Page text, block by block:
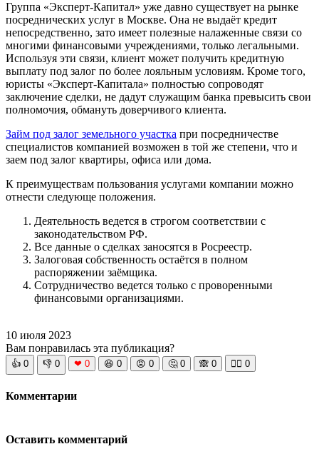
Группа «Эксперт-Капитал» уже давно существует на рынке
посреднических услуг в Москве. Она не выдаёт кредит
непосредственно, зато имеет полезные налаженные связи со
многими финансовыми учреждениями, только легальными.
Используя эти связи, клиент может получить кредитную
выплату под залог по более лояльным условиям. Кроме того,
юристы «Эксперт-Капитала» полностью сопроводят
заключение сделки, не дадут служащим банка превысить свои
полномочия, обмануть доверчивого клиента.
Займ под залог земельного участка при посредничестве
специалистов компанией возможен в той же степени, что и
заем под залог квартиры, офиса или дома.
К преимуществам пользования услугами компании можно
отнести следующе положения.
Деятельность ведется в строгом соответствии с
законодательством РФ.
Все данные о сделках заносятся в Росреестр.
Залоговая собственность остаётся в полном
распоряжении заёмщика.
Сотрудничество ведется только с проворенными
финансовыми организациями.
10 июля 2023
Вам понравилась эта публикация?
👍 0 👎 0 ❤ 0 😆 0 😡 0 🤔 0 🙈 0 🧘‍♀️ 0
Комментарии
Оставить комментарий